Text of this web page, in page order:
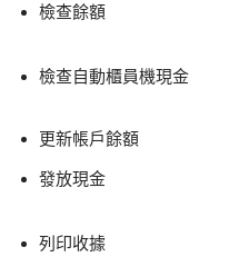
檢查餘額
檢查自動櫃員機現金
更新帳戶餘額
發放現金
列印收據